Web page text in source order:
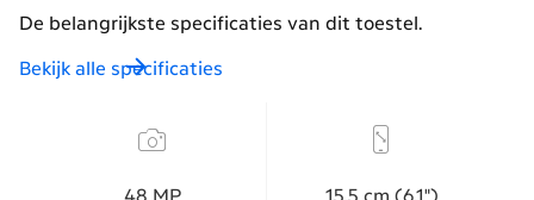
De belangrijkste specificaties van dit toestel.
Bekijk alle specificaties